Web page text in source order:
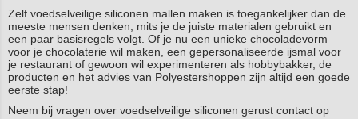
Zelf voedselveilige siliconen mallen maken is toegankelijker dan de
meeste mensen denken, mits je de juiste materialen gebruikt en
een paar basisregels volgt. Of je nu een unieke chocoladevorm
voor je chocolaterie wil maken, een gepersonaliseerde ijsmal voor
je restaurant of gewoon wil experimenteren als hobbybakker, de
producten en het advies van Polyestershoppen zijn altijd een goede
eerste stap!
Neem bij vragen over voedselveilige siliconen gerust contact op